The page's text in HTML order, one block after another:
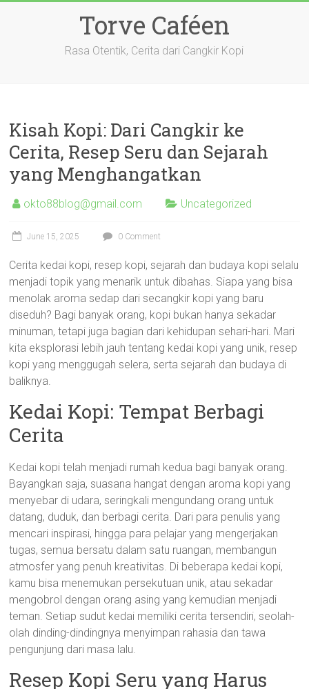
Torve Caféen
Rasa Otentik, Cerita dari Cangkir Kopi
Kisah Kopi: Dari Cangkir ke
Cerita, Resep Seru dan Sejarah
yang Menghangatkan
okto88blog@gmail.com Uncategorized
June 15, 2025 0 Comment
Cerita kedai kopi, resep kopi, sejarah dan budaya kopi selalu
menjadi topik yang menarik untuk dibahas. Siapa yang bisa
menolak aroma sedap dari secangkir kopi yang baru
diseduh? Bagi banyak orang, kopi bukan hanya sekadar
minuman, tetapi juga bagian dari kehidupan sehari-hari. Mari
kita eksplorasi lebih jauh tentang kedai kopi yang unik, resep
kopi yang menggugah selera, serta sejarah dan budaya di
baliknya.
Kedai Kopi: Tempat Berbagi
Cerita
Kedai kopi telah menjadi rumah kedua bagi banyak orang.
Bayangkan saja, suasana hangat dengan aroma kopi yang
menyebar di udara, seringkali mengundang orang untuk
datang, duduk, dan berbagi cerita. Dari para penulis yang
mencari inspirasi, hingga para pelajar yang mengerjakan
tugas, semua bersatu dalam satu ruangan, membangun
atmosfer yang penuh kreativitas. Di beberapa kedai kopi,
kamu bisa menemukan persekutuan unik, atau sekadar
mengobrol dengan orang asing yang kemudian menjadi
teman. Setiap sudut kedai memiliki cerita tersendiri, seolah-
olah dinding-dindingnya menyimpan rahasia dan tawa
pengunjung dari masa lalu.
Resep Kopi Seru yang Harus